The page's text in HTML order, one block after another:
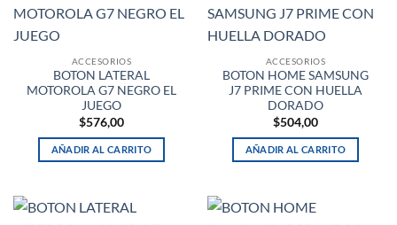
ACCESORIOS
BOTON LATERAL
MOTOROLA G7 NEGRO EL
JUEGO
$576,00
AÑADIR AL CARRITO
ACCESORIOS
BOTON HOME SAMSUNG
J7 PRIME CON HUELLA
DORADO
$504,00
AÑADIR AL CARRITO